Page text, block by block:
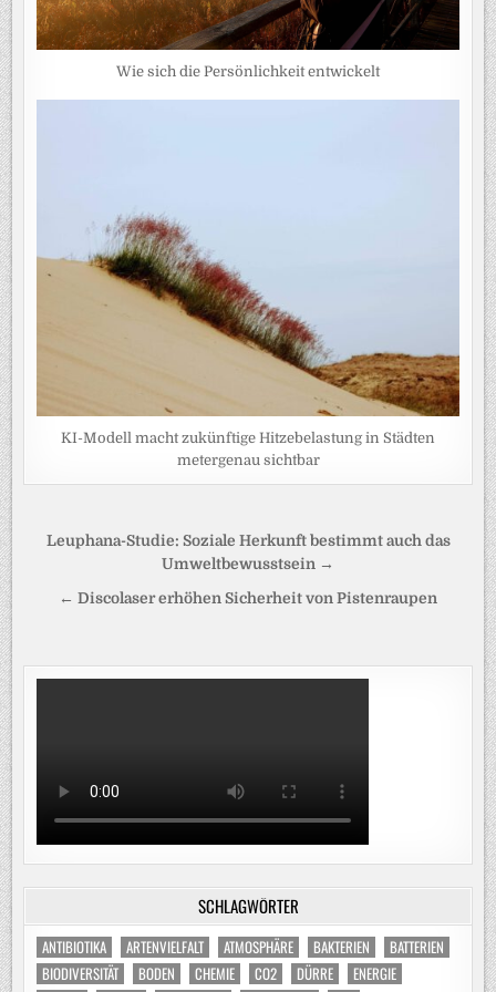
Wie sich die Persönlichkeit entwickelt
KI-Modell macht zukünftige Hitzebelastung in Städten
metergenau sichtbar
Beitragsnavigation
Leuphana-Studie: Soziale Herkunft bestimmt auch das
Umweltbewusstsein →
← Discolaser erhöhen Sicherheit von Pistenraupen
SCHLAGWÖRTER
ANTIBIOTIKA ARTENVIELFALT ATMOSPHÄRE BAKTERIEN
BATTERIEN
BIODIVERSITÄT
BODEN CHEMIE CO2 DÜRRE
ENERGIE